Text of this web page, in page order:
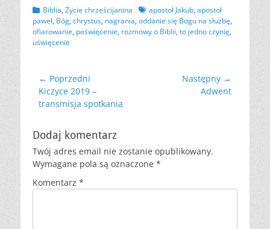
Kategorii
Biblia, Życie chrześcijanina Tagówapostoł Jakub, apostoł
paweł, Bóg, chrystus, nagrania, oddanie się Bogu na służbę,
ofiarowanie, poświęcenie, rozmowy o Biblii, to jedno czynię,
uświęcenie
Nawigacja
wpisu
← Poprzedni
Poprzedni
wpis:
Kiczyce 2019 –
transmisja spotkania
Następny →
Adwent
Dodaj komentarz
Twój adres email nie zostanie opublikowany.
Wymagane pola są oznaczone *
Komentarz *